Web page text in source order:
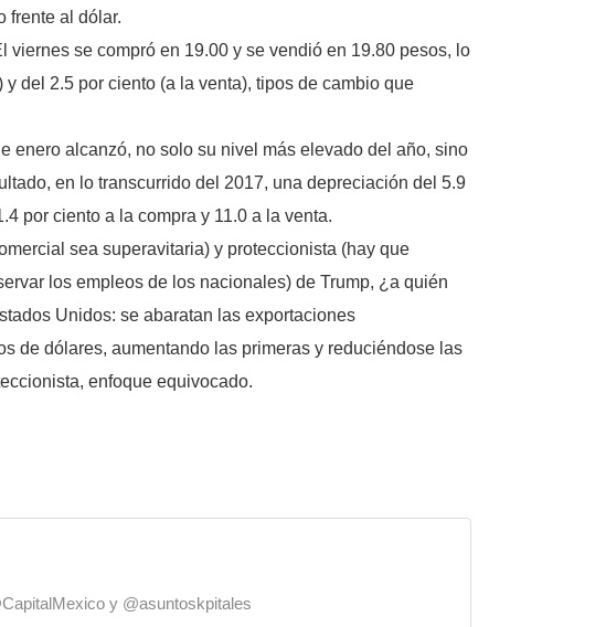
frente al dólar.
se compró en 19.00 y se vendió en 19.80 pesos, lo
del 2.5 por ciento (a la venta), tipos de cambio que
enero alcanzó, no solo su nivel más elevado del año, sino
en lo transcurrido del 2017, una depreciación del 5.9
por ciento a la compra y 11.0 a la venta.
sea superavitaria) y proteccionista (hay que
los empleos de los nacionales) de Trump, ¿a quién
Unidos: se abaratan las exportaciones
de dólares, aumentando las primeras y reduciéndose las
enfoque equivocado.
y @asuntoskpitales